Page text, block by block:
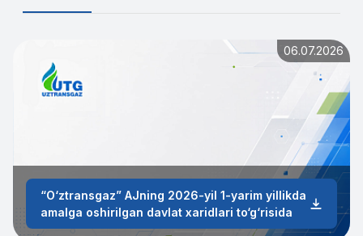
06.07.2026
“O‘ztransgaz” AJning 2026-yil 1-yarim yillikda
amalga oshirilgan davlat xaridlari to‘g‘risida